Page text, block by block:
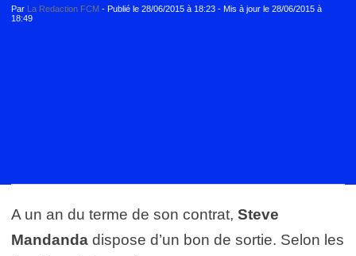
Par La Redaction FCM - Publié le 28/06/2015 à 18:23 - Mis à jour le 28/06/2015 à
18:49
A un an du terme de son contrat, Steve
Mandanda dispose d’un bon de sortie. Selon les